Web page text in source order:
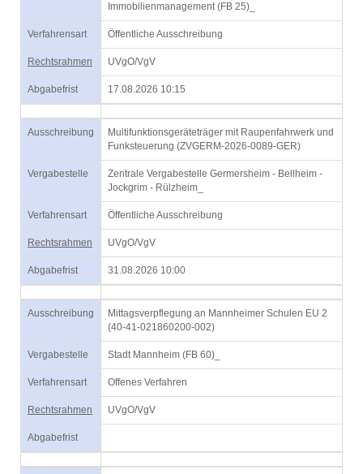
Immobilienmanagement (FB 25)_
Verfahrensart Öffentliche Ausschreibung
Rechtsrahmen UVgO/VgV
Abgabefrist 17.08.2026 10:15
Ausschreibung
Multifunktionsgeräteträger mit Raupenfahrwerk und
Funksteuerung (ZVGERM-2026-0089-GER)
Vergabestelle
Zentrale Vergabestelle Germersheim - Bellheim -
Jockgrim - Rülzheim_
Verfahrensart Öffentliche Ausschreibung
Rechtsrahmen UVgO/VgV
Abgabefrist 31.08.2026 10:00
Ausschreibung
Mittagsverpflegung an Mannheimer Schulen EU 2
(40-41-021860200-002)
Vergabestelle Stadt Mannheim (FB 60)_
Verfahrensart Offenes Verfahren
Rechtsrahmen UVgO/VgV
Abgabefrist